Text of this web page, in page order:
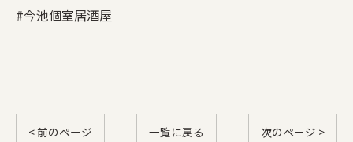
#今池個室居酒屋
< 前のページ 一覧に戻る 次のページ >